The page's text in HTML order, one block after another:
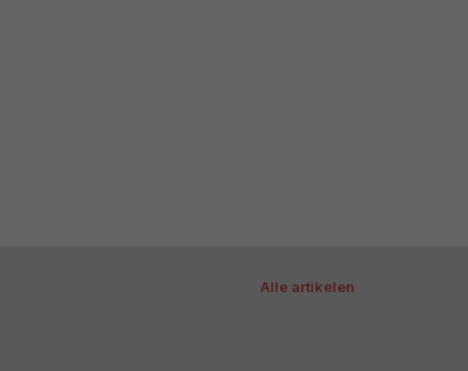
Alle artikelen